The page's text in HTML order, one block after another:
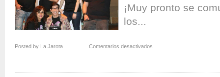
¡Muy pronto se
los...
Posted by La Jarota Comentarios desactivados
cuarto